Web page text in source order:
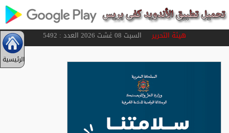
هيئة التحريرالسبت 08 غشت 2026 العدد : 5492
الرئيسية